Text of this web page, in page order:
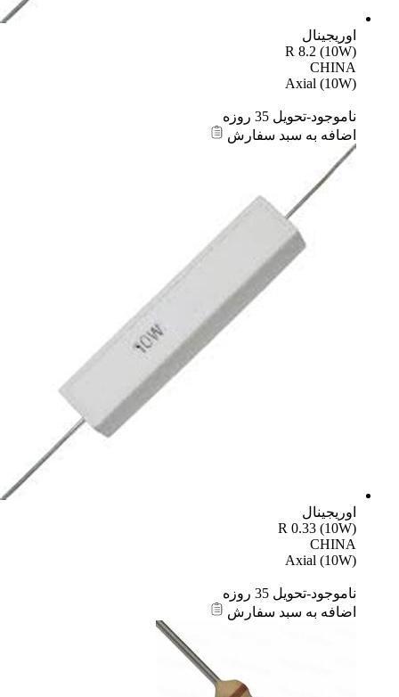
اوریجینال
R 8.2 (10W)
CHINA
Axial (10W)
ناموجود-تحویل 35 روزه
اضافه به سبد سفارش
اوریجینال
R 0.33 (10W)
CHINA
Axial (10W)
ناموجود-تحویل 35 روزه
اضافه به سبد سفارش